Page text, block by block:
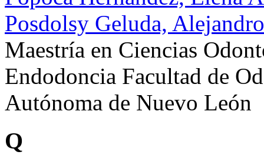
Posdolsy Geluda, Alejandro
Maestría en Ciencias
Endodoncia Facultad de
Autónoma de Nuevo León
Q